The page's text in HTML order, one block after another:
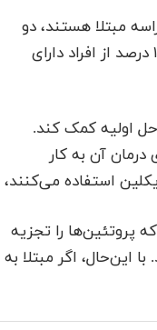
مبتلا هستند، دو
برابر بیشتر از کسانی است که مبتلا به روزاسه نیستند. روزاسه، نوعی اختلال پوستی است که ۱۰ درصد از افراد دارای
اولیه کمک کند.
درمان آن به کار
استفاده می‌کنند،
را تجزیه
این‌حال، اگر مبتلا به